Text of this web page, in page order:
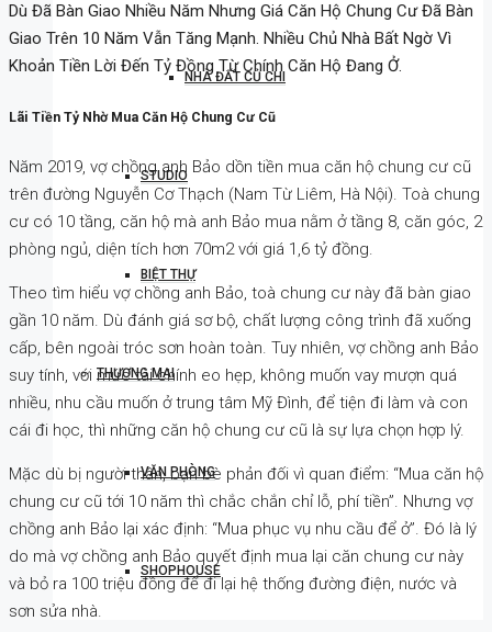
NHÀ ĐẤT CỦ CHI
STUDIO
BIỆT THỰ
THƯƠNG MẠI
VĂN PHÒNG
SHOPHOUSE
Dù Đã Bàn Giao Nhiều Năm Nhưng Giá Căn Hộ Chung Cư Đã Bàn
Giao Trên 10 Năm Vẫn Tăng Mạnh. Nhiều Chủ Nhà Bất Ngờ Vì
Khoản Tiền Lời Đến Tỷ Đồng Từ Chính Căn Hộ Đang Ở.
Lãi Tiền Tỷ Nhờ Mua Căn Hộ Chung Cư Cũ
Năm 2019, vợ chồng anh Bảo dồn tiền mua căn hộ chung cư cũ
trên đường Nguyễn Cơ Thạch (Nam Từ Liêm, Hà Nội). Toà chung
cư có 10 tầng, căn hộ mà anh Bảo mua nằm ở tầng 8, căn góc, 2
phòng ngủ, diện tích hơn 70m2 với giá 1,6 tỷ đồng.
Theo tìm hiểu vợ chồng anh Bảo, toà chung cư này đã bàn giao
gần 10 năm. Dù đánh giá sơ bộ, chất lượng công trình đã xuống
cấp, bên ngoài tróc sơn hoàn toàn. Tuy nhiên, vợ chồng anh Bảo
suy tính, với mức tài chính eo hẹp, không muốn vay mượn quá
nhiều, nhu cầu muốn ở trung tâm Mỹ Đình, để tiện đi làm và con
cái đi học, thì những căn hộ chung cư cũ là sự lựa chọn hợp lý.
Mặc dù bị người thân, bạn bè phản đối vì quan điểm: “Mua căn hộ
chung cư cũ tới 10 năm thì chắc chắn chỉ lỗ, phí tiền”. Nhưng vợ
chồng anh Bảo lại xác định: “Mua phục vụ nhu cầu để ở”. Đó là lý
do mà vợ chồng anh Bảo quyết định mua lại căn chung cư này
và bỏ ra 100 triệu đồng để đi lại hệ thống đường điện, nước và
sơn sửa nhà.